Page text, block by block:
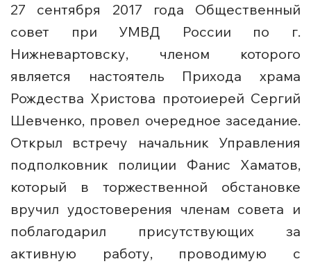
27 сентября 2017 года Общественный
совет при УМВД России по г.
Нижневартовску, членом которого
является настоятель Прихода храма
Рождества Христова протоиерей Сергий
Шевченко, провел очередное заседание.
Открыл встречу начальник Управления
подполковник полиции Фанис Хаматов,
который в торжественной обстановке
вручил удостоверения членам совета и
поблагодарил присутствующих за
активную работу, проводимую с